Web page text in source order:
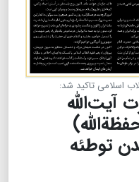
اسلامی تاکید شد:
آیت‌الله
توطئه